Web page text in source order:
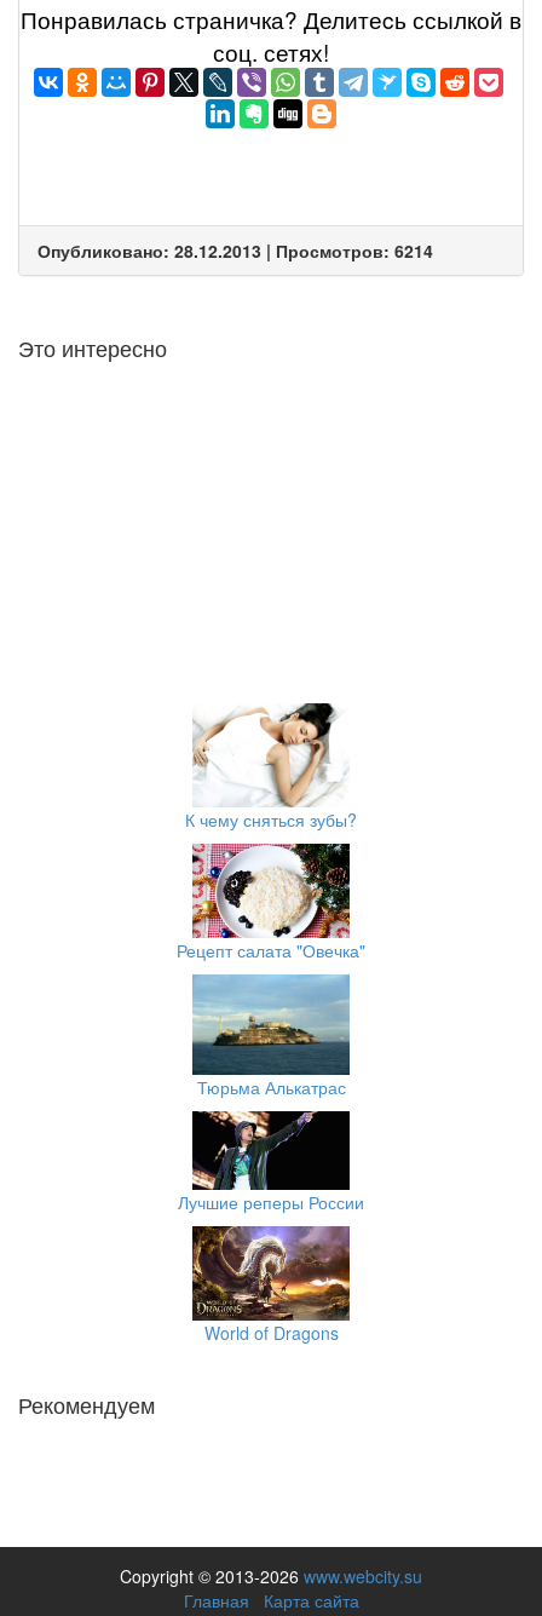
Понравилась страничка? Делитеcь ссылкой в
соц. сетях!
Опубликовано: 28.12.2013 | Просмотров: 6214
Это интересно
К чему сняться зубы?
Рецепт салата "Овечка"
Тюрьма Алькатрас
Лучшие реперы России
World of Dragons
Рекомендуем
Copyright © 2013-2026 www.webcity.su
Главная
Карта сайта